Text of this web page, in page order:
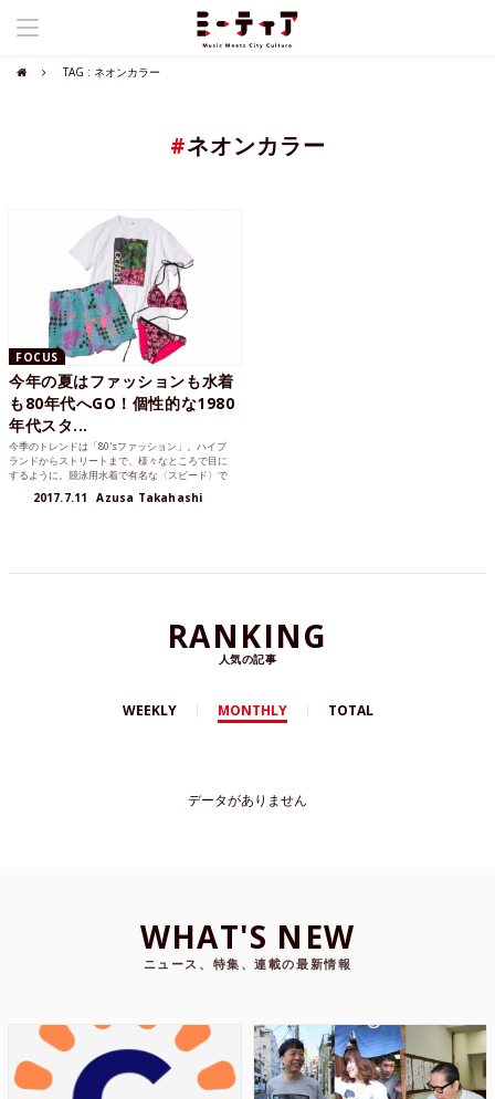
TAG : ネオンカラー
#ネオンカラー
FOCUS
今年の夏はファッションも水着
も80年代へGO！個性的な1980
年代スタ...
今季のトレンドは「80'sファッション」。ハイブ
ランドからストリートまで、様々なところで目に
するように。競泳用水着で有名な〈スピード〉で
llection」が発売されました。
2017.7.11 Azusa Takahashi
RANKING
人気の記事
WEEKLY MONTHLY TOTAL
データがありません
WHAT'S NEW
ニュース、特集、連載の最新情報